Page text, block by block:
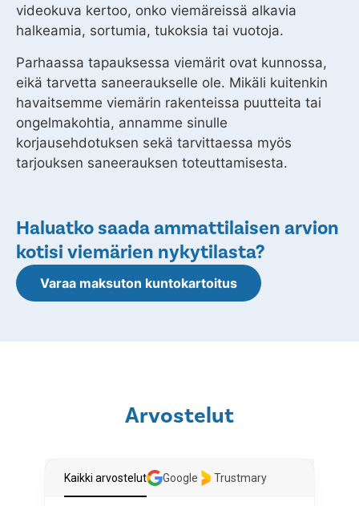
videokuva kertoo, onko viemäreissä alkavia
halkeamia, sortumia, tukoksia tai vuotoja.
Parhaassa tapauksessa viemärit ovat kunnossa,
eikä tarvetta saneeraukselle ole. Mikäli kuitenkin
havaitsemme viemärin rakenteissa puutteita tai
ongelmakohtia, annamme sinulle
korjausehdotuksen sekä tarvittaessa myös
tarjouksen saneerauksen toteuttamisesta.
Haluatko saada ammattilaisen arvion
kotisi viemärien nykytilasta?
Varaa maksuton kuntokartoitus
Arvostelut
Kaikki arvostelut Google Trustmary